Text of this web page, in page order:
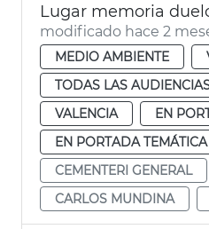
modificado hace 2
MEDIO AMBIENTE
TODAS LAS
VALENCIA
EN
EN PORTADA TEMÁTICA
CEMENTERI GENERAL
CARLOS MUNDINA